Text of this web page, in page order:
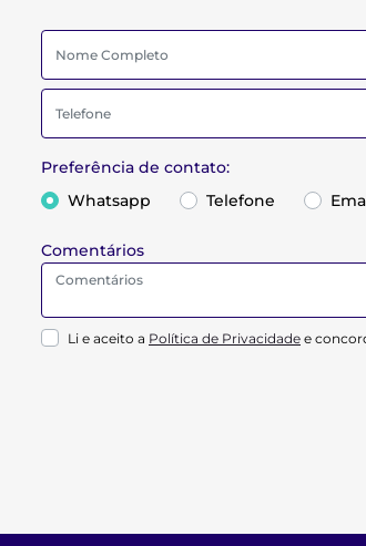
Preferência de contato:
Whatsapp
Telefone
Comentários
Li e aceito a Política de Privacidade e